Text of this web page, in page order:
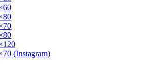
(Instagram)